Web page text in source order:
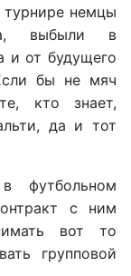
немцы
выбыли в
и от будущего
бы не мяч
кто знает,
да и тот
футбольном
с ним
вот то
групповой